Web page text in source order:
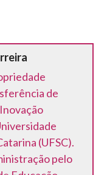
de
(UFSC).
pelo